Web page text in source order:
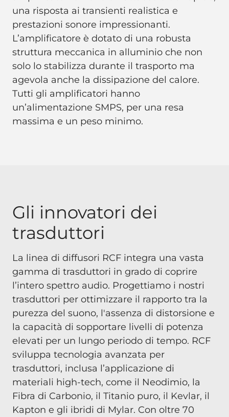
una risposta ai transienti realistica e
prestazioni sonore impressionanti.
L’amplificatore è dotato di una robusta
struttura meccanica in alluminio che non
solo lo stabilizza durante il trasporto ma
agevola anche la dissipazione del calore.
Tutti gli amplificatori hanno
un’alimentazione SMPS, per una resa
massima e un peso minimo.
Gli innovatori dei
trasduttori
La linea di diffusori RCF integra una vasta
gamma di trasduttori in grado di coprire
l’intero spettro audio. Progettiamo i nostri
trasduttori per ottimizzare il rapporto tra la
purezza del suono, l'assenza di distorsione e
la capacità di sopportare livelli di potenza
elevati per un lungo periodo di tempo. RCF
sviluppa tecnologia avanzata per
trasduttori, inclusa l’applicazione di
materiali high-tech, come il Neodimio, la
Fibra di Carbonio, il Titanio puro, il Kevlar, il
Kapton e gli ibridi di Mylar. Con oltre 70